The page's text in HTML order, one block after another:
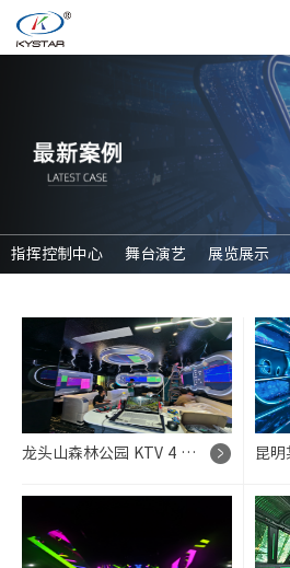
指挥控制中心 舞台演艺 展览展示
龙头山森林公园 KTV 4 屏多模式 LED 显示系统项目